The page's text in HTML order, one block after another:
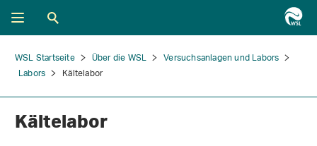
WSL Startseite Über die WSL
Versuchsanlagen und Labors
Labors
Kältelabor
Kältelabor